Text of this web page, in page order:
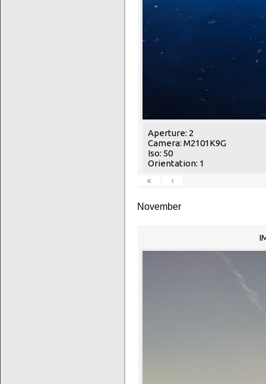
Aperture: 2
Camera: M2101K9G
Iso: 50
Orientation: 1
«
‹
November